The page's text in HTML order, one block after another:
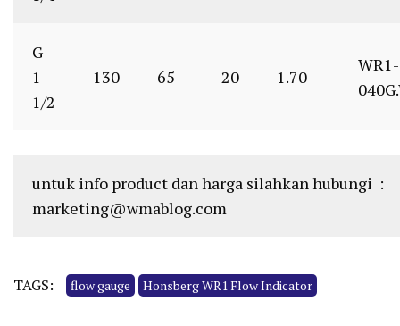
G
1-
1/2
130 65 20 1.70
WR1-
untuk info product dan harga silahkan hubungi :
marketing@wmablog.com
TAGS: flow gauge Honsberg WR1 Flow Indicator